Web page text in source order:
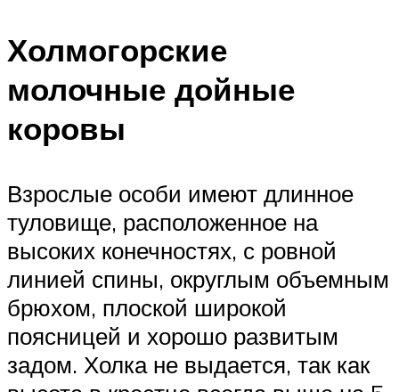
Холмогорские
молочные дойные
коровы
Взрослые особи имеют длинное
туловище, расположенное на
высоких конечностях, с ровной
линией спины, округлым объемным
брюхом, плоской широкой
поясницей и хорошо развитым
задом. Холка не выдается, так как